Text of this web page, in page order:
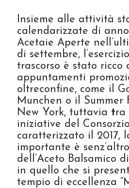
Insieme alle attività
calendarizzate di
Acetaie Aperte
di settembre,
trascorso è stato ricco
appuntamenti
oltreconfine, come il
Munchen o il Summer
New York, tuttavia tra
iniziative del
caratterizzato il 2017,
importante è
dell’Aceto Balsamico
in quello che si
tempio di eccellenza